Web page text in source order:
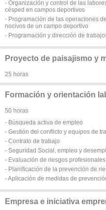
- Organización y control de las
césped en campos deportivos
- Programación de las operaciones
nocivos de un campo deportivo
- Programación y dirección de
Proyecto de paisajismo y
25 horas
Formación y orientación
50 horas
- Búsqueda activa de empleo
- Gestión del conflicto y equipos de
- Contrato de trabajo
- Seguridad Social, empleo y
- Evaluación de riesgos profesionales
- Planificación de la prevención de
- Aplicación de medidas de
Empresa e iniciativa